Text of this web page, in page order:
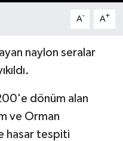
A- A+
naylon seralar
dönüm alan
ve Orman
hasar tespiti